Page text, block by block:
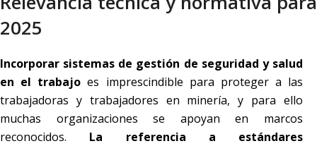
2025
Incorporar sistemas de gestión de seguridad y salud
en el trabajo es imprescindible para proteger a las
trabajadoras y trabajadores en minería, y para ello
muchas organizaciones se apoyan en marcos
reconocidos. La referencia a estándares